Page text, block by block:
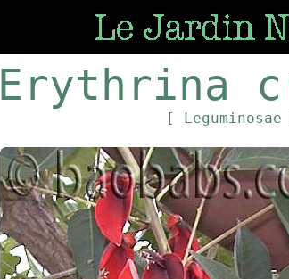
Erythrina
[